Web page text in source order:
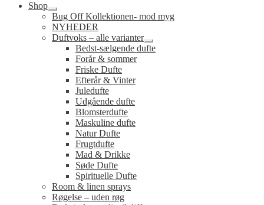
Shop
Udfold
undermenu
Bug Off Kollektionen- mod myg
NYHEDER
Duftvoks – alle varianter
Udfold
undermenu
Bedst-sælgende dufte
Forår & sommer
Friske Dufte
Efterår & Vinter
Juledufte
Udgående dufte
Blomsterdufte
Maskuline dufte
Natur Dufte
Frugtdufte
Mad & Drikke
Søde Dufte
Spirituelle Dufte
Room & linen sprays
Røgelse – uden røg